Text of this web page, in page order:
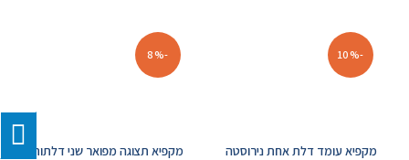
-8%
מקפיא תצוגה מפואר שני דלתות
-10%
מקפיא עומד דלת אחת נירוסטה